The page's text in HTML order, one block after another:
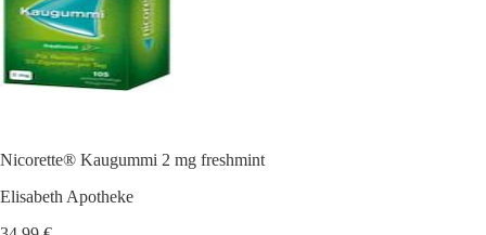
Nicorette® Kaugummi 2 mg freshmint
Elisabeth Apotheke